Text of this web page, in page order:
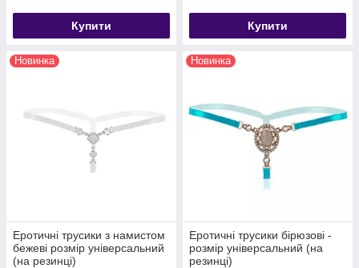
Купити Купити
Новинка
Еротичні трусики з намистом
бежеві розмір універсальний
(на резинці)
Новинка
Еротичні трусики бірюзові -
розмір універсальний (на
резинці)